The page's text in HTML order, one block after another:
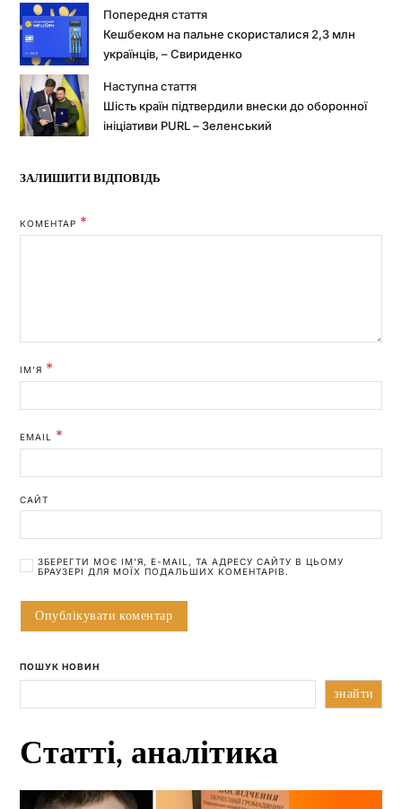
Попередня стаття
Кешбеком на пальне скористалися 2,3 млн
українців, – Свириденко
Наступна стаття
Шість країн підтвердили внески до оборонної
ініціативи PURL – Зеленський
ЗАЛИШИТИ ВІДПОВІДЬ
КОМЕНТАР *
ІМ'Я *
EMAIL *
САЙТ
ЗБЕРЕГТИ МОЄ ІМ'Я, E-MAIL, ТА АДРЕСУ САЙТУ В ЦЬОМУ
БРАУЗЕРІ ДЛЯ МОЇХ ПОДАЛЬШИХ КОМЕНТАРІВ.
ПОШУК НОВИН
знайти
Статті, аналітика